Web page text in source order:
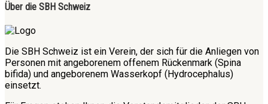
Über die SBH Schweiz
Die SBH Schweiz ist ein Verein, der sich für die Anliegen von
Personen mit angeborenem offenem Rückenmark (Spina
bifida) und angeborenem Wasserkopf (Hydrocephalus)
einsetzt.